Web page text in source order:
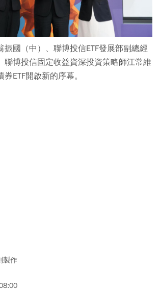
振國（中）、聯博投信ETF發展部副總經
聯博投信固定收益資深投資策略師江常維
券ETF開啟新的序幕。
製作